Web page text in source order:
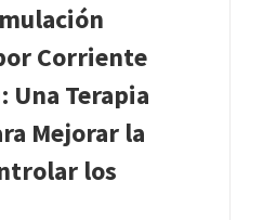
Corriente
Una Terapia
Mejorar la
los